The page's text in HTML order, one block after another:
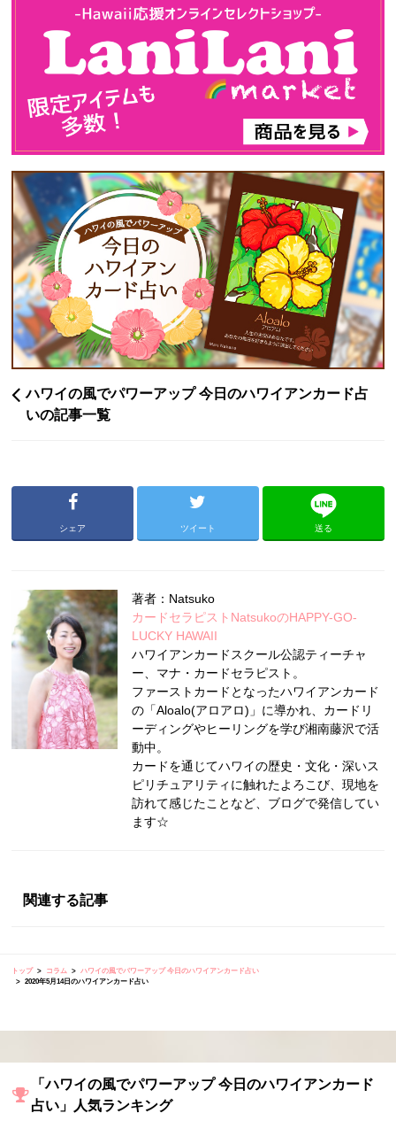
ハワイの風でパワーアップ 今日のハワイアンカード占
いの記事一覧
シェア ツイート 送る
著者：Natsuko
カードセラピストNatsukoのHAPPY-GO-
LUCKY HAWAII
ハワイアンカードスクール公認ティーチャ
ー、マナ・カードセラピスト。
ファーストカードとなったハワイアンカード
の「Aloalo(アロアロ)」に導かれ、カードリ
ーディングやヒーリングを学び湘南藤沢で活
動中。
カードを通じてハワイの歴史・文化・深いス
ピリチュアリティに触れたよろこび、現地を
訪れて感じたことなど、ブログで発信してい
ます☆
関連する記事
トップ コラム
ハワイの風でパワーアップ 今日のハワイアンカード占い
2020年5月14日のハワイアンカード占い
「ハワイの風でパワーアップ 今日のハワイアンカード
占い」人気ランキング